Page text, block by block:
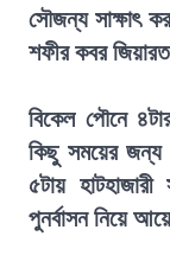
সৌজন্য সাক্ষাৎ
শফীর কবর
বিকেল পৌনে
কিছু সময়ের জন্য
৫টায়
পুনর্বাসন নিয়ে